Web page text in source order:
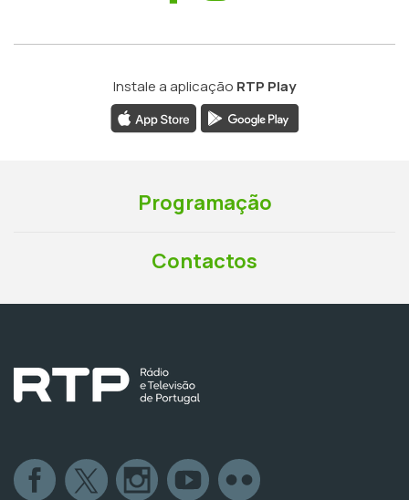
Instale a aplicação RTP Play
Programação
Contactos